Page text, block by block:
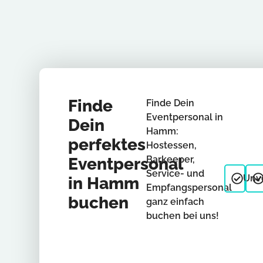
Finde
Dein
perfektes
Eventpersonal
in Hamm
buchen
Finde Dein
Eventpersonal in
Hamm:
Hostessen,
Barkeeper,
Service- und
Empfangspersonal
ganz einfach
buchen bei uns!